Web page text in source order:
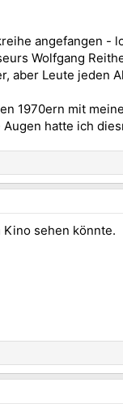
angefangen -
Wolfgang
Leute jeden
1970ern mit
hatte ich
sehen könnte.